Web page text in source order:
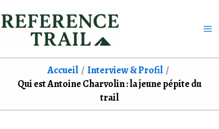
au
Accueil
Interview & Profil
Qui est Antoine Charvolin : la jeune pépite du
trail